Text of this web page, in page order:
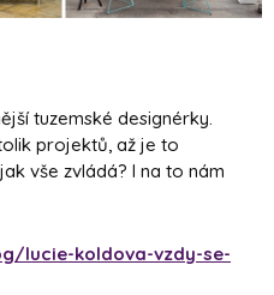
tuzemské designérky.
projektů, až je to
vše zvládá? I na to nám
lucie-koldova-vzdy-se-